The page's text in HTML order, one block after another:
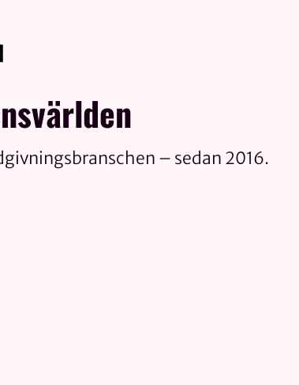
– sedan 2016.